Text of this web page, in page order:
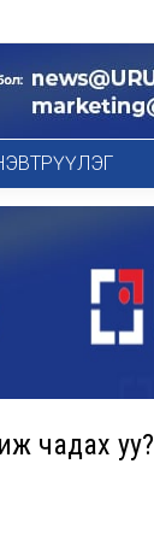
НЭВТРҮҮЛЭГ
чадах уу?